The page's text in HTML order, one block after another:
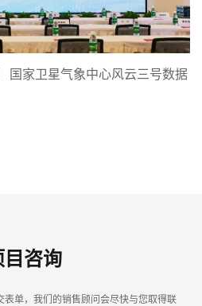
国家卫星气象中心风云三号数据
目咨询
表单，我们的销售顾问会尽快与您取得联